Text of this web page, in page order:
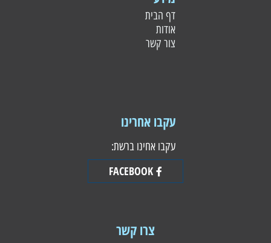
דף הבית
אודות
צור קשר
עקבו אחרינו
עקבו אחינו ברשת:
FACEBOOK
צרו קשר